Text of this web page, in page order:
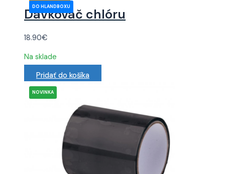
Dávkovač chlóru
18.90€
Na sklade
Pridať do košíka